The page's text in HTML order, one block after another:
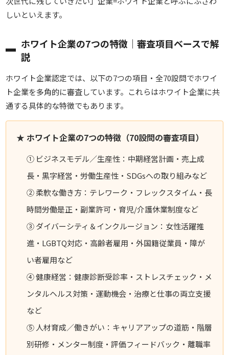
しいといえます。
ホワイト企業の7つの特徴｜審査項目ベースで解
説
ホワイト企業認定では、以下の7つの項目・全70設問でホワイ
ト企業を多角的に審査しています。これらはホワイト企業に共
通する具体的な特徴でもあります。
★ ホワイト企業の7つの特徴（70設問の審査項目）
① ビジネスモデル／生産性：中期経営計画・売上成
長・黒字経営・労働生産性・SDGsへの取り組みなど
② 柔軟な働き方：テレワーク・フレックスタイム・長
時間労働是正・副業許可・育児/介護休業制度など
③ ダイバーシティ＆インクルージョン：女性活躍推
進・LGBTQ対応・高齢者雇用・外国籍従業員・障が
い者雇用など
④ 健康経営：健康診断受診率・ストレスチェック・メ
ンタルヘルス対策・運動機会・治療と仕事の両立支援
など
⑤ 人材育成／働きがい：キャリアアップの道筋・階層
別研修・メンター制度・評価フィードバック・離職率